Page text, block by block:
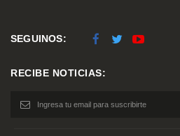
SEGUINOS:
RECIBE NOTICIAS: